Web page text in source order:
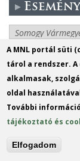
More events
MO
DI
3
4
17
18
A MNL portál süti
tárol a rendszer.
alkalmasak,
oldal
További
tájékoztató és
Elfogadom